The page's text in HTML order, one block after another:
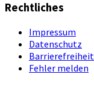
Rechtliches
Impressum
Datenschutz
Barrierefreiheit
Fehler melden